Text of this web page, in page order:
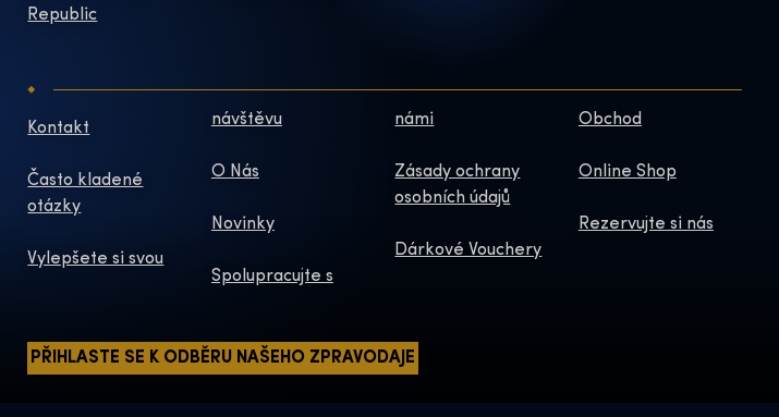
Republic
Kontakt
Často kladené
otázky
Vylepšete si svou
návštěvu
O Nás
Novinky
Spolupracujte s
námi
Zásady ochrany
osobních údajů
Dárkové Vouchery
Obchod
Online Shop
Rezervujte si nás
PŘIHLASTE SE K ODBĚRU NAŠEHO ZPRAVODAJE